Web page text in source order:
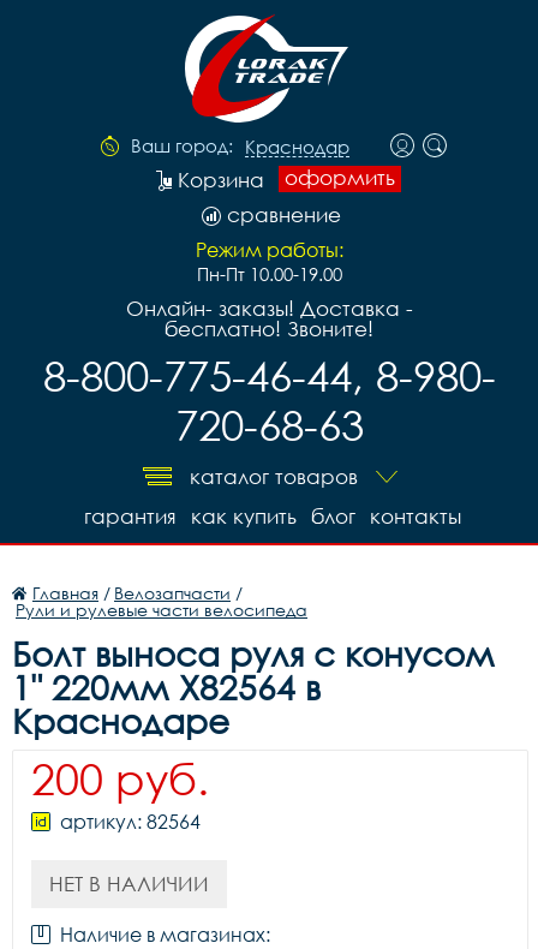
Ваш город: Краснодар
оформить
Корзина
сравнение
Режим работы:
Пн-Пт 10.00-19.00
Онлайн- заказы! Доставка -
бесплатно! Звоните!
8-800-775-46-44, 8-980-
720-68-63
каталог товаров
контакты
блог
как купить
гарантия
Главная / Велозапчасти /
Рули и рулевые части велосипеда
Болт выноса руля с конусом
1" 220мм Х82564 в
Краснодаре
200 руб.
артикул: 82564
НЕТ В НАЛИЧИИ
Наличие в магазинах: